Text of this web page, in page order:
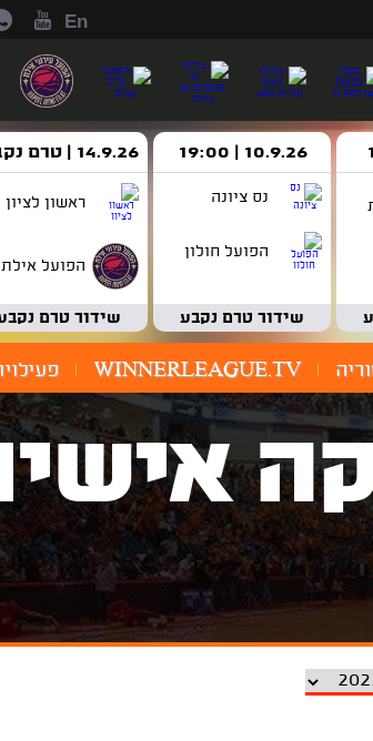
En
10.9.26 | 19:00
נס ציונה
הפועל חולון
שידור טרם נקבע
14.9.26 | טרם נקבע
ראשון לציון
הפועל אילת
שידור טרם
WINNERLEAGUE.TV